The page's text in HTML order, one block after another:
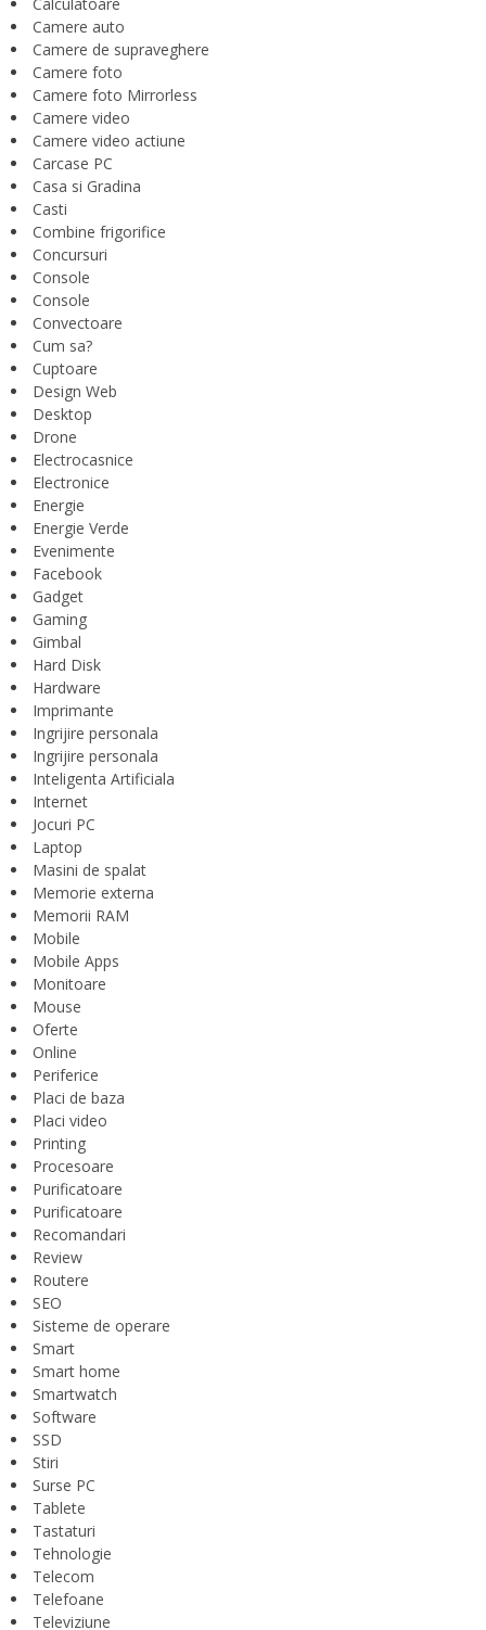
Calculatoare
Camere auto
Camere de supraveghere
Camere foto
Camere foto Mirrorless
Camere video
Camere video actiune
Carcase PC
Casa si Gradina
Casti
Combine frigorifice
Concursuri
Console
Console
Convectoare
Cum sa?
Cuptoare
Design Web
Desktop
Drone
Electrocasnice
Electronice
Energie
Energie Verde
Evenimente
Facebook
Gadget
Gaming
Gimbal
Hard Disk
Hardware
Imprimante
Ingrijire personala
Ingrijire personala
Inteligenta Artificiala
Internet
Jocuri PC
Laptop
Masini de spalat
Memorie externa
Memorii RAM
Mobile
Mobile Apps
Monitoare
Mouse
Oferte
Online
Periferice
Placi de baza
Placi video
Printing
Procesoare
Purificatoare
Purificatoare
Recomandari
Review
Routere
SEO
Sisteme de operare
Smart
Smart home
Smartwatch
Software
SSD
Stiri
Surse PC
Tablete
Tastaturi
Tehnologie
Telecom
Telefoane
Televiziune